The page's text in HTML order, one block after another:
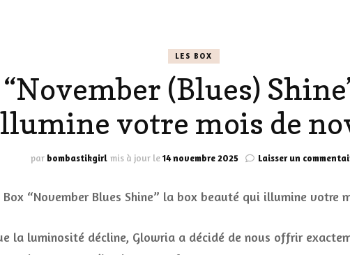
LES GELS-DOUCHE
LES DÉOS
ONGLES
MES LOOKS
LES ACCESSOIRES
LES BOX
(Blues)
votre mois de
par bombastikgirl mis à jour le14 novembre 2025 Laisser un
la luminosité décline, Glowria a décidé de nous offrir